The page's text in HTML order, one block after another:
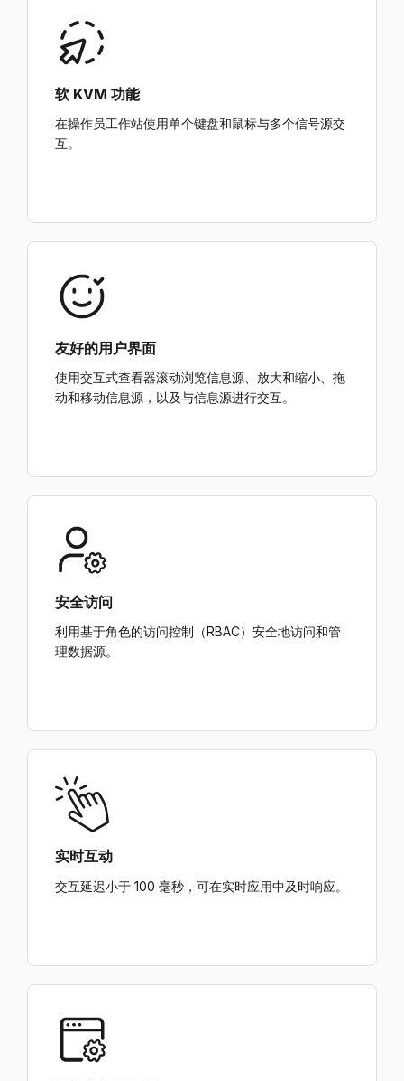
软 KVM 功能
在操作员工作站使用单个键盘和鼠标与多个信号源交
互。
友好的用户界面
使用交互式查看器滚动浏览信息源、放大和缩小、拖
动和移动信息源，以及与信息源进行交互。
安全访问
利用基于角色的访问控制（RBAC）安全地访问和管
理数据源。
实时互动
交互延迟小于 100 毫秒，可在实时应用中及时响应。